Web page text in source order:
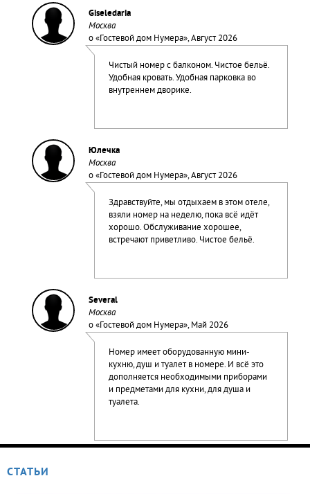
Giseledaria
Москва
о «Гостевой дом Нумера», Август 2026
Чистый номер с балконом. Чистое бельё.
Удобная кровать. Удобная парковка во
внутреннем дворике.
Юлечка
Москва
о «Гостевой дом Нумера», Август 2026
Здравствуйте, мы отдыхаем в этом отеле,
взяли номер на неделю, пока всё идёт
хорошо. Обслуживание хорошее,
встречают приветливо. Чистое бельё.
Several
Москва
о «Гостевой дом Нумера», Май 2026
Номер имеет оборудованную мини-
кухню, душ и туалет в номере. И всё это
дополняется необходимыми приборами
и предметами для кухни, для душа и
туалета.
СТАТЬИ